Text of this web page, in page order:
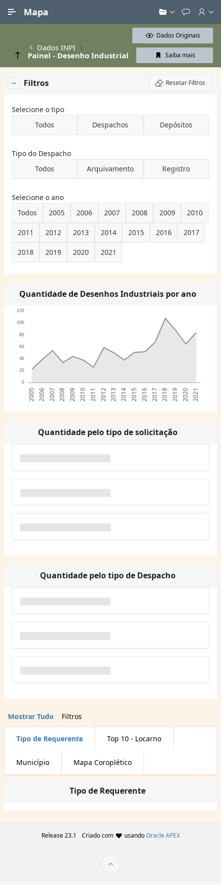
Mapa
Dados INPI
Painel - Desenho Industrial
Dados Originais
Saiba mais
Filtros Resetar Filtros
Selecione o tipo
Todos
Despachos Depósitos
Tipo do Despacho
Todos
Arquivamento Registro
Selecione o ano
Todos
2005 2006 2007 2008 2009 2010
2011 2012 2013 2014 2015 2016 2017
2018 2019 2020 2021
Quantidade de Desenhos Industriais por ano
0
20
40
60
80
100
120
2005 2006 2007 2008 2009 2010 2011 2012 2013 2014 2015 2016 2017 2018 2019 2020 2021
Quantidade pelo tipo de solicitação
Quantidade pelo tipo de Despacho
Mostrar Tudo Filtros
Tipo de Requerente Top 10 - Locarno
Município Mapa Coroplético
Tipo de Requerente
Release 23.1 Criado com usandoOracle APEX